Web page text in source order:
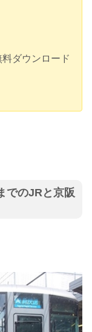
ダウンロード
でのJRと京阪